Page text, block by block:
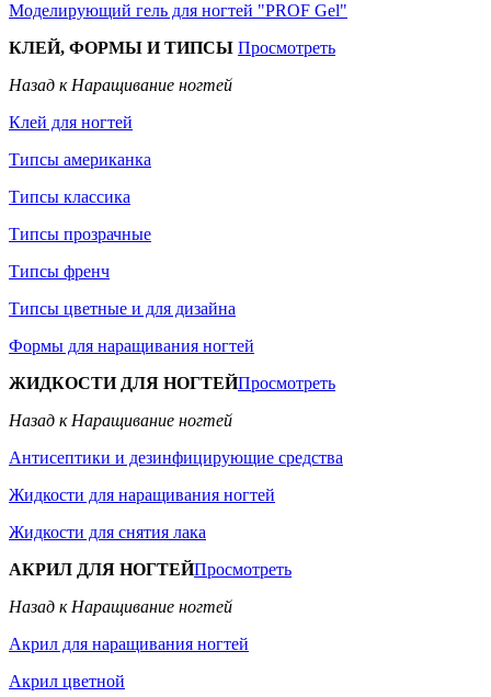
Моделирующий гель для ногтей "PROF Gel"
КЛЕЙ, ФОРМЫ И ТИПСЫ Просмотреть
Назад к Наращивание ногтей
Клей для ногтей
Типсы американка
Типсы классика
Типсы прозрачные
Типсы френч
Типсы цветные и для дизайна
Формы для наращивания ногтей
ЖИДКОСТИ ДЛЯ НОГТЕЙПросмотреть
Назад к Наращивание ногтей
Антисептики и дезинфицирующие средства
Жидкости для наращивания ногтей
Жидкости для снятия лака
АКРИЛ ДЛЯ НОГТЕЙПросмотреть
Назад к Наращивание ногтей
Акрил для наращивания ногтей
Акрил цветной